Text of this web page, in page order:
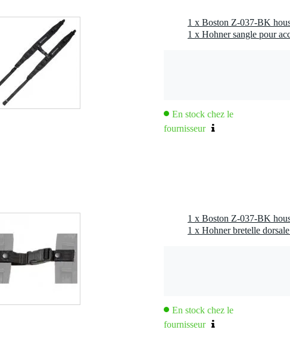
1 x Hohner sangle pour
En stock chez le
fournisseur
1 x Hohner bretelle
En stock chez le
fournisseur